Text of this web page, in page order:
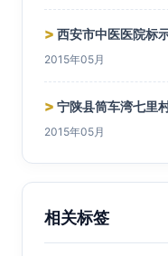
> 西安市中医医院标
2015年05月
> 宁陕县筒车湾七里
2015年05月
相关标签